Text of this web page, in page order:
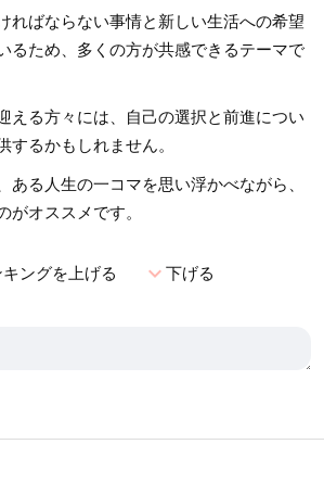
ればならない事情と新しい生活への希望
るため、多くの方が共感できるテーマで
える方々には、自己の選択と前進につい
するかもしれません。
ある人生の一コマを思い浮かべながら、
がオススメです。
キングを上げる expand_more下げる